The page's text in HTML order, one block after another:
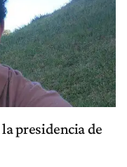
presidencia de